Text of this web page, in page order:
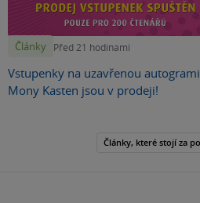
Články Před 21 hodinami
Vstupenky na uzavřenou
Mony Kasten jsou v prodeji!
Články, které stojí za